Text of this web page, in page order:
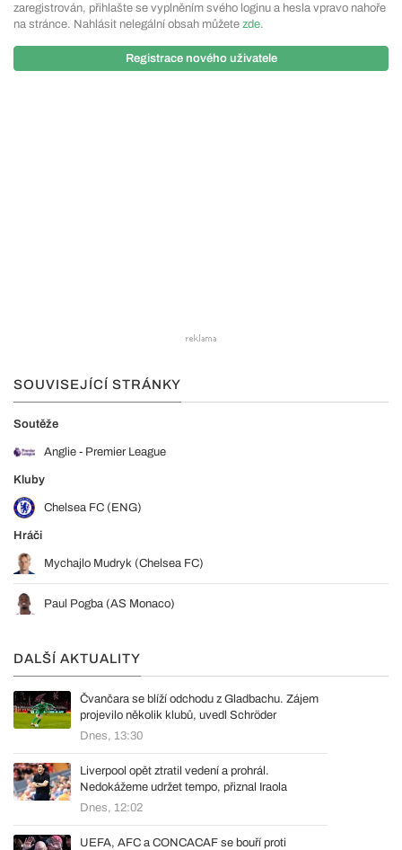
zaregistrován, přihlašte se vyplněním svého loginu a hesla vpravo nahoře
na stránce. Nahlásit nelegální obsah můžete zde.
Registrace nového uživatele
SOUVISEJÍCÍ STRÁNKY
Soutěže
Anglie - Premier League
Kluby
Chelsea FC (ENG)
Hráči
Mychajlo Mudryk (Chelsea FC)
Paul Pogba (AS Monaco)
DALŠÍ AKTUALITY
Čvančara se blíží odchodu z Gladbachu. Zájem
projevilo několik klubů, uvedl Schröder
Dnes, 13:30
Liverpool opět ztratil vedení a prohrál.
Nedokážeme udržet tempo, přiznal Iraola
Dnes, 12:02
UEFA, AFC a CONCACAF se bouří proti